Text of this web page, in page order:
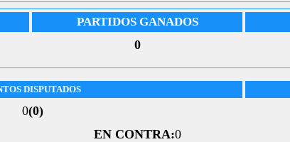
PARTIDOS GANADOS
0
DISPUTADOS
0(0)
EN CONTRA:0